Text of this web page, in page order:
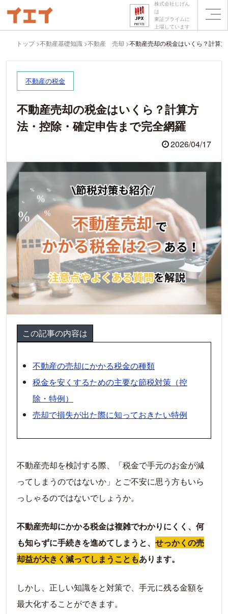
株式会社じげん
は
東証プライムに
上場しています
トップ 不動産基礎知識 不動産 売却 不動産売却の税金はいくら？計算
不動産の税金
不動産売却の税金はいくら？計算方
法・控除・確定申告まで完全網羅
2026/04/17
この記事の内容は
不動産の売却にかかる税金の種類
税金を安くするための主要な節税対策（控
除・特例）
売却で損失が出た際に知っておきたい特例
不動産売却を検討する際、「税金で手元のお金が減
ってしまうのではないか」とご不安に思う方もいら
っしゃるのではないでしょうか。
不動産売却にかかる税金は複雑でわかりにくく、何
も知らずに手続きを進めてしまうと、 せっかくの売
却益が大きく減ってしまうこともあります。
しかし、正しい知識をと対策で、手元に残る金額を
最大化することができます。